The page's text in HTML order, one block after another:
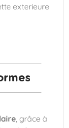
exterieure
, grâce à